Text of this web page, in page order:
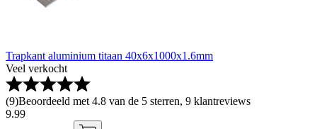
Trapkant aluminium titaan 40x6x1000x1.6mm
Veel verkocht
(9)Beoordeeld met 4.8 van de 5 sterren, 9 klantreviews
9.99